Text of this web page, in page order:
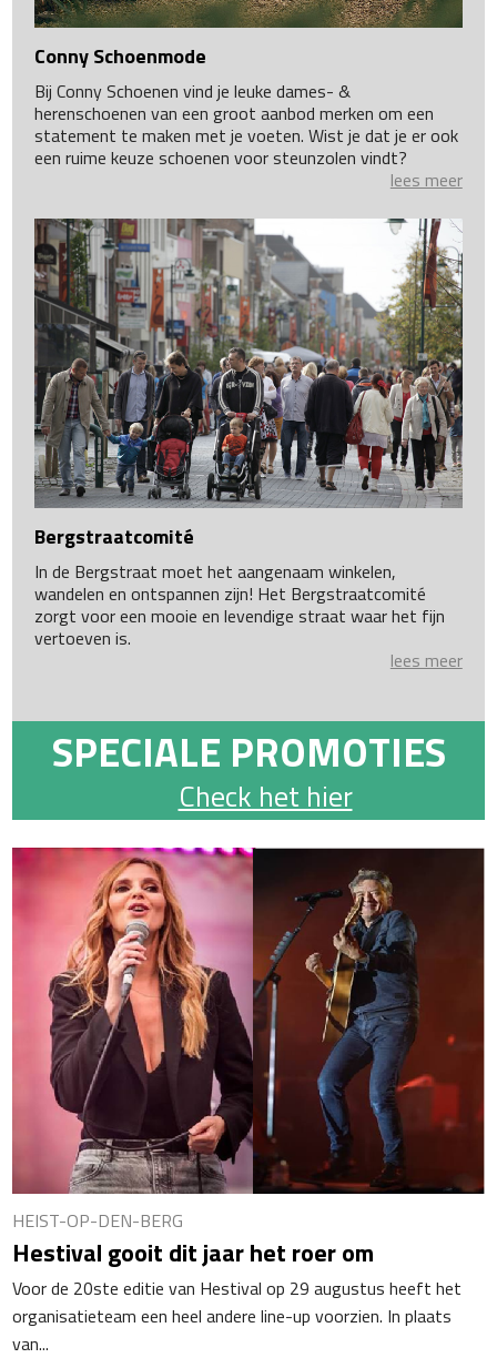
Conny Schoenmode
Bij Conny Schoenen vind je leuke dames- &
herenschoenen van een groot aanbod merken om een
statement te maken met je voeten. Wist je dat je er ook
een ruime keuze schoenen voor steunzolen vindt?
lees meer
Bergstraatcomité
In de Bergstraat moet het aangenaam winkelen,
wandelen en ontspannen zijn! Het Bergstraatcomité
zorgt voor een mooie en levendige straat waar het fijn
vertoeven is.
lees meer
SPECIALE PROMOTIES
Check het hier
HEIST-OP-DEN-BERG
Hestival gooit dit jaar het roer om
Voor de 20ste editie van Hestival op 29 augustus heeft het
organisatieteam een heel andere line-up voorzien. In plaats
van...